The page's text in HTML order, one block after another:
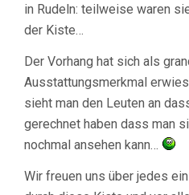
in Rudeln: teilweise waren
der Kiste…
Der Vorhang hat sich als
Ausstattungsmerkmal
sieht man den Leuten an
gerechnet haben dass man
nochmal ansehen kann…
Wir freuen uns über jedes